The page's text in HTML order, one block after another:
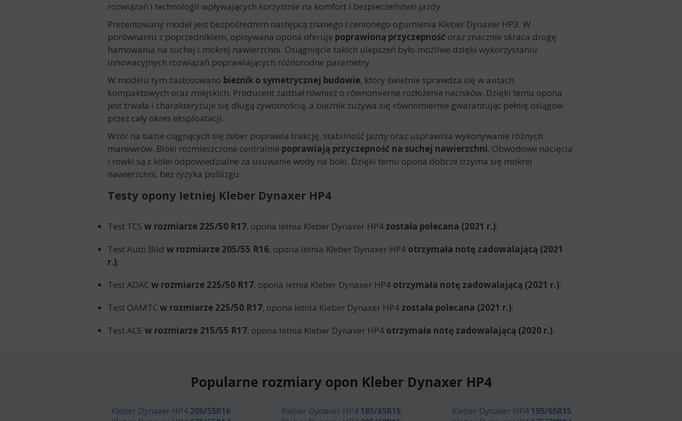
rozwiązań i technologii wpływających korzystnie na komfort i bezpieczeństwo jazdy.
Prezentowany model jest bezpośrednim następcą znanego i cenionego ogumienia Kleber Dynaxer HP3. W
porównaniu z poprzednikiem, opisywana opona oferuje poprawioną przyczepność oraz znacznie skraca drogę
hamowania na suchej i mokrej nawierzchni. Osiągnięcie takich ulepszeń było możliwe dzięki wykorzystaniu
innowacyjnych rozwiązań poprawiających różnorodne parametry.
W modelu tym zastosowano bieżnik o symetrycznej budowie, który świetnie sprawdza się w autach
kompaktowych oraz miejskich. Producent zadbał również o równomierne rozłożenie nacisków. Dzięki temu opona
jest trwała i charakteryzuje się długą żywotnością, a bieżnik zużywa się równomiernie gwarantując pełnię osiągów
przez cały okres eksploatacji.
Wzór na bazie ciągnących się żeber poprawia trakcję, stabilność jazdy oraz usprawnia wykonywanie różnych
manewrów. Bloki rozmieszczone centralnie poprawiają przyczepność na suchej nawierzchni. Obwodowe nacięcia
i rowki są z kolei odpowiedzialne za usuwanie wody na boki. Dzięki temu opona dobrze trzyma się mokrej
nawierzchni, bez ryzyka poślizgu.
Testy opony letniej Kleber Dynaxer HP4
Test TCS w rozmiarze 225/50 R17, opona letnia Kleber Dynaxer HP4 została polecana (2021 r.);
Test Auto Bild w rozmiarze 205/55 R16, opona letnia Kleber Dynaxer HP4 otrzymała notę zadowalającą (2021
r.);
Test ADAC w rozmiarze 225/50 R17, opona letnia Kleber Dynaxer HP4 otrzymała notę zadowalającą (2021 r.);
Test ÖAMTC w rozmiarze 225/50 R17, opona letnia Kleber Dynaxer HP4 została polecana (2021 r.);
Test ACE w rozmiarze 215/55 R17, opona letnia Kleber Dynaxer HP4 otrzymała notę zadowalającą (2020 r.).
Popularne rozmiary opon Kleber Dynaxer HP4
Kleber Dynaxer HP4205/55R16 Kleber Dynaxer HP4185/65R15 Kleber Dynaxer HP4195/65R15